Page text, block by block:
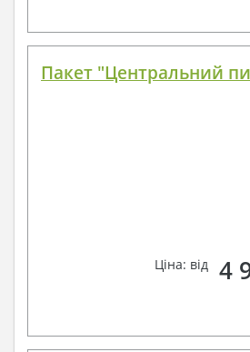
Пакет "Центральний
Ціна: від 4